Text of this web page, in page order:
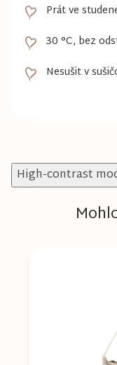
Prát ve
30 °C, bez
Nesušit v
High-contrast